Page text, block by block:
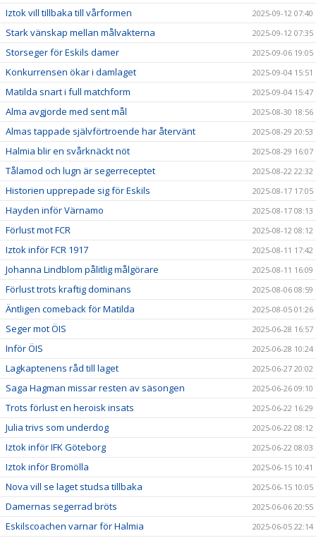
Iztok vill tillbaka till vårformen 2025-09-12 07:40
Stark vänskap mellan målvakterna 2025-09-12 07:35
Storseger för Eskils damer 2025-09-06 19:05
Konkurrensen ökar i damlaget 2025-09-04 15:51
Matilda snart i full matchform 2025-09-04 15:47
Alma avgjorde med sent mål 2025-08-30 18:56
Almas tappade självförtroende har återvänt 2025-08-29 20:53
Halmia blir en svårknäckt nöt 2025-08-29 16:07
Tålamod och lugn är segerreceptet 2025-08-22 22:32
Historien upprepade sig för Eskils 2025-08-17 17:05
Hayden inför Värnamo 2025-08-17 08:13
Förlust mot FCR 2025-08-12 08:12
Iztok inför FCR 1917 2025-08-11 17:42
Johanna Lindblom pålitlig målgörare 2025-08-11 16:09
Förlust trots kraftig dominans 2025-08-06 08:59
Äntligen comeback för Matilda 2025-08-05 01:26
Seger mot ÖIS 2025-06-28 16:57
Inför ÖIS 2025-06-28 10:24
Lagkaptenens råd till laget 2025-06-27 20:02
Saga Hagman missar resten av säsongen 2025-06-26 09:10
Trots förlust en heroisk insats 2025-06-22 16:29
Julia trivs som underdog 2025-06-22 08:12
Iztok inför IFK Göteborg 2025-06-22 08:03
Iztok inför Bromölla 2025-06-15 10:41
Nova vill se laget studsa tillbaka 2025-06-15 10:05
Damernas segerrad bröts 2025-06-06 20:55
Eskilscoachen varnar för Halmia 2025-06-05 22:14